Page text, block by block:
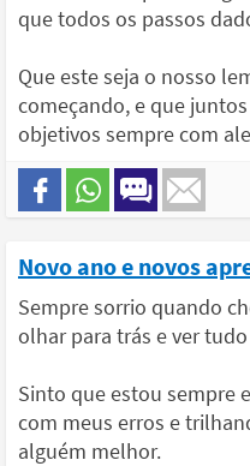
que todos os passos
Que este seja o nosso
começando, e que
objetivos sempre com
Novo ano e novos
Sempre sorrio quando
olhar para trás e ver
Sinto que estou sempre
com meus erros e
alguém melhor.